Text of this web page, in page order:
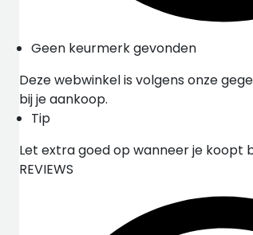
Geen keurmerk gevonden
Deze webwinkel is volgens onze
bij je aankoop.
Tip
Let extra goed op wanneer je koopt
REVIEWS